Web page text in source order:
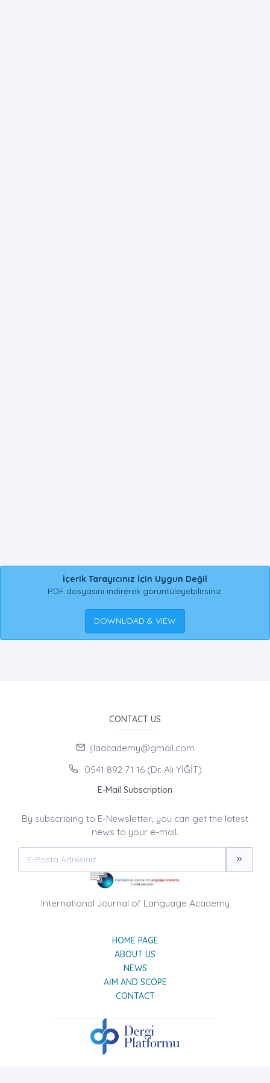
İçerik Tarayıcınız İçin Uygun Değil
PDF dosyasını indirerek görüntüleyebilirsiniz.
DOWNLOAD & VIEW
CONTACT US
ijlaacademy@gmail.com
0541 892 71 16 (Dr. Ali YİĞİT)
E-Mail Subscription
By subscribing to E-Newsletter, you can get the latest
news to your e-mail.
International Journal of Language Academy
HOME PAGE
ABOUT US
NEWS
AIM AND SCOPE
CONTACT